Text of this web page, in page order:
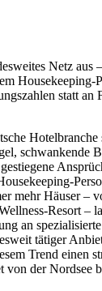
Netz aus
Housekeeping-
statt an
Hotelbranche
schwankende
mehr Häuser –
Resort –
an
tätiger
Trend einen
von der Nordsee